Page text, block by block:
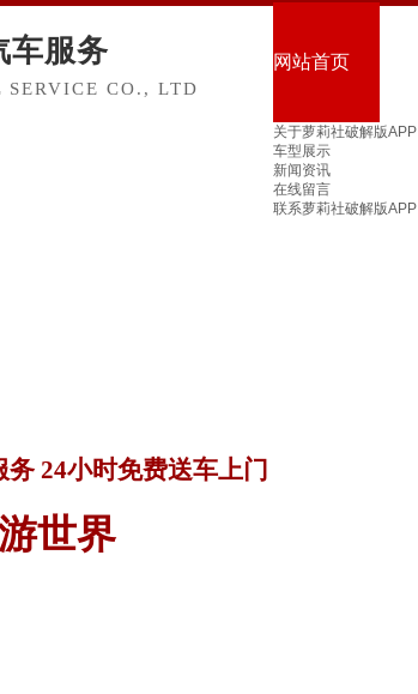
网站首页
关于萝莉社破解版APP
车型展示
新闻资讯
在线留言
联系萝莉社破解版APP
CO., LTD
车服务
24小时免费送车上门
世界